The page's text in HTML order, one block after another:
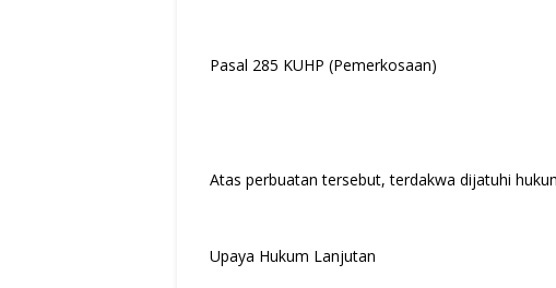
Pasal 285 KUHP (Pemerkosaan)
Atas perbuatan tersebut, terdakwa dijatuhi
Upaya Hukum Lanjutan